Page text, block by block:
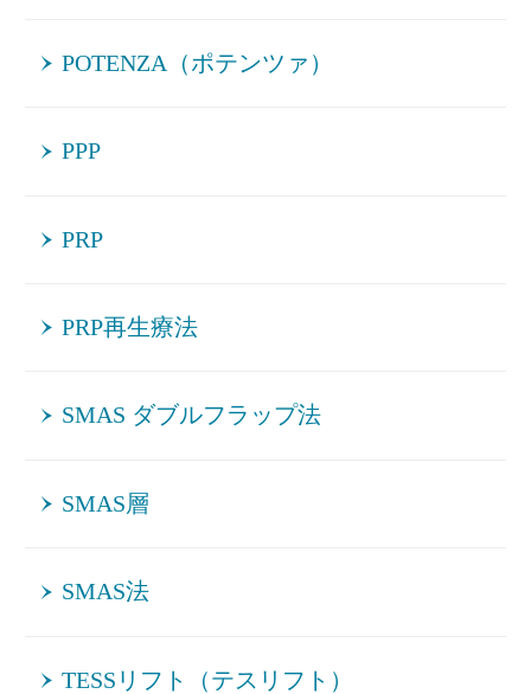
POTENZA（ポテンツァ）
PPP
PRP
PRP再生療法
SMAS ダブルフラップ法
SMAS層
SMAS法
TESSリフト（テスリフト）